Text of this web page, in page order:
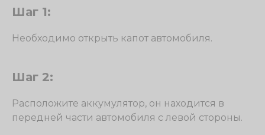
Шаг 1:
Необходимо открыть капот автомобиля.
Шаг 2:
Расположите аккумулятор, он находится в
передней части автомобиля с левой стороны.